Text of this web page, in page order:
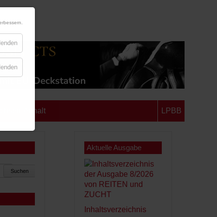
Anhalt LPBB
Suchen
Aktuelle Ausgabe
Inhaltsverzeichnis